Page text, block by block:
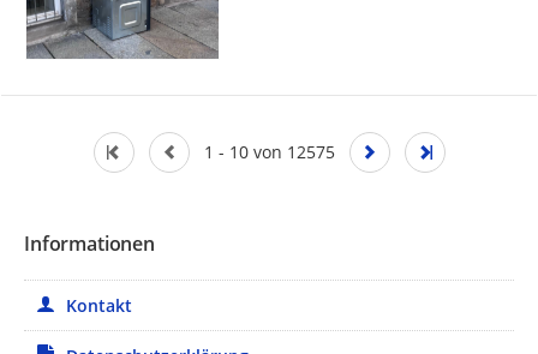
1 - 10 von 12575
Informationen
Kontakt